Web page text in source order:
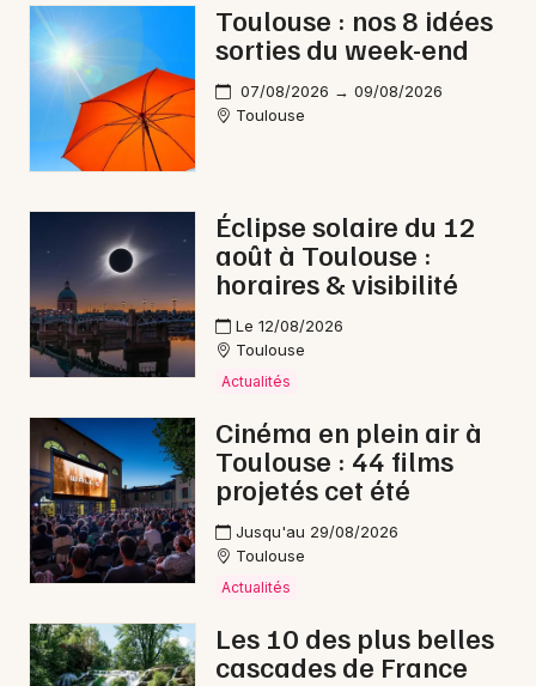
Sorties & loisirs
Aquatique nautique en Midi-Pyrénées
Aquatique nautique en Occitanie
Newsletter des sorties
Artistes en tournée
Actus en Haute-Garonne
Magazine en Haute-Garonne
Toulouse : nos 8 idées
sorties du week-end
07/08/2026 → 09/08/2026
Toulouse
Éclipse solaire du 12
août à Toulouse :
horaires & visibilité
Le 12/08/2026
Toulouse
Actualités
Cinéma en plein air à
Toulouse : 44 films
projetés cet été
Jusqu'au 29/08/2026
Toulouse
Actualités
Les 10 des plus belles
cascades de France